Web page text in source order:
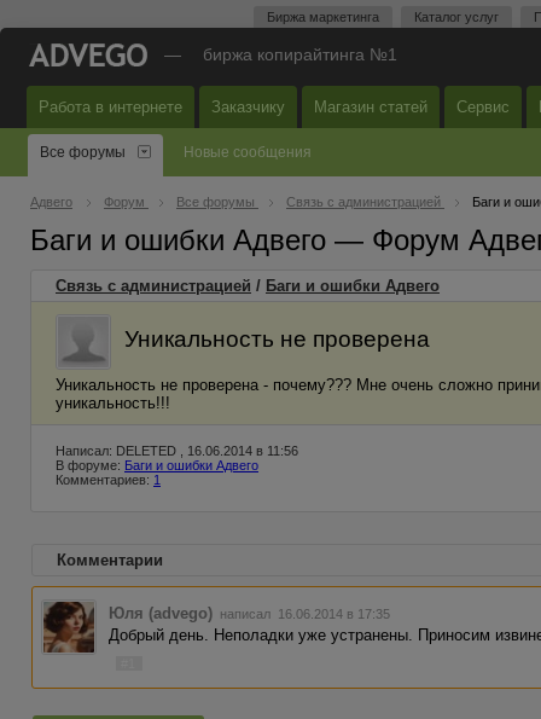
Биржа маркетинга Каталог услуг
— биржа копирайтинга №1
Работа в интернете Заказчику Магазин статей Сервис
Все форумы Новые сообщения
Адвего Форум Все форумы Связь с администрацией Баги и
Баги и ошибки Адвего — Форум
Связь с администрацией / Баги и ошибки Адвего
Уникальность не проверена
Уникальность не проверена - почему??? Мне очень сложно
уникальность!!!
Написал: DELETED , 16.06.2014 в 11:56
В форуме: Баги и ошибки Адвего
Комментариев: 1
Комментарии
Юля (advego) написал 16.06.2014 в 17:35
Добрый день. Неполадки уже устранены. Приносим